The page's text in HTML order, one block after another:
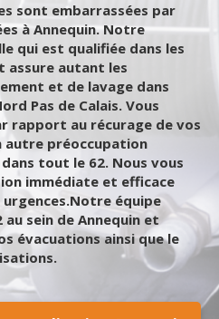
sont embarrassées par
à Annequin. Notre
qui est qualifiée dans les
assure autant les
et de lavage dans
Pas de Calais. Vous
rapport au récurage de vos
autre préoccupation
tout le 62. Nous vous
immédiate et efficace
équipe
sein de Annequin et
évacuations ainsi que le